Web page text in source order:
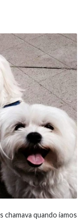
chamava quando íamos